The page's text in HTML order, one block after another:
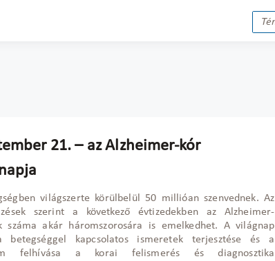
21. – az Alzheimer-kór
világszerte körülbelül 50 millióan szenvednek. Az
szerint a következő évtizedekben az Alzheimer-
száma akár háromszorosára is emelkedhet. A világnap
betegséggel kapcsolatos ismeretek terjesztése és a
felhívása a korai felismerés és diagnosztika